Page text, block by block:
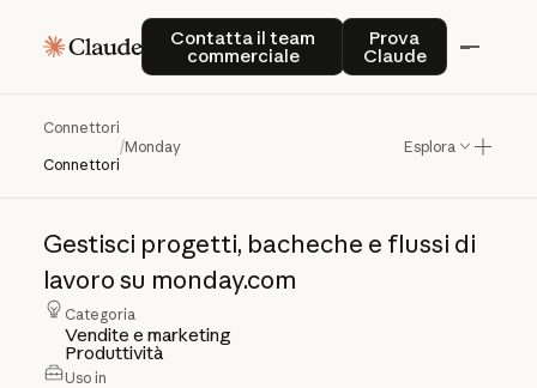
Contatta il team
commerciale
Contatta il team commerciale
Prova
Claude
Prova Claude
Connettori
Connettori
/Monday Esplora
Monday
Gestisci progetti, bacheche e flussi di
lavoro su monday.com
Categoria
Vendite e marketing
Produttività
Uso in